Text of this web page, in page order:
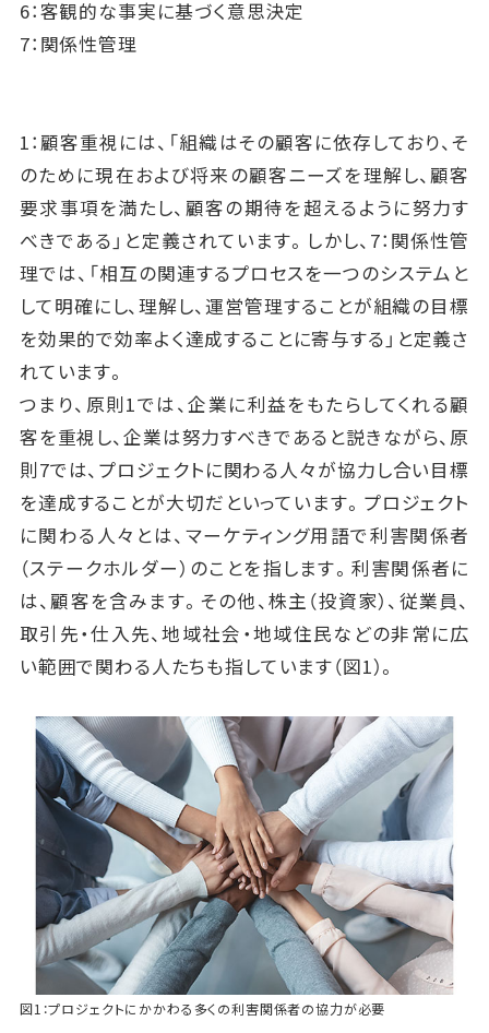
6：客観的な事実に基づく意思決定
7：関係性管理
1：顧客重視には、「組織はその顧客に依存しており、そ
のために現在および将来の顧客ニーズを理解し、顧客
要求事項を満たし、顧客の期待を超えるように努力す
べきである」と定義されています。しかし、7：関係性管
理では、「相互の関連するプロセスを一つのシステムと
して明確にし、理解し、運営管理することが組織の目標
を効果的で効率よく達成することに寄与する」と定義さ
れています。
つまり、原則1では、企業に利益をもたらしてくれる顧
客を重視し、企業は努力すべきであると説きながら、原
則7では、プロジェクトに関わる人々が協力し合い目標
を達成することが大切だといっています。プロジェクト
に関わる人々とは、マーケティング用語で利害関係者
（ステークホルダー）のことを指します。利害関係者に
は、顧客を含みます。その他、株主（投資家）、従業員、
取引先・仕入先、地域社会・地域住民などの非常に広
い範囲で関わる人たちも指しています（図1）。
図1：プロジェクトにかかわる多くの利害関係者の協力が必要